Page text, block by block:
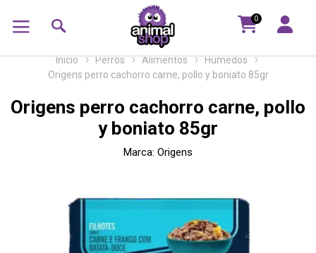
0
Inicio Perros Alimentos
Húmedos
Origens perro cachorro carne, pollo y boniato 85gr
Origens perro cachorro carne, pollo
y boniato 85gr
Marca: Origens